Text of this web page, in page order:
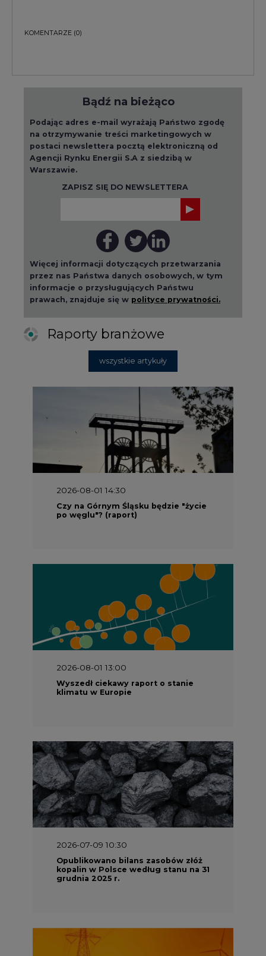
Podając adres e-mail wyrażają Państwo zgodę
na otrzymywanie treści marketingowych w
postaci newslettera pocztą elektroniczną od
Agencji Rynku Energii S.A z siedzibą w
Warszawie.
ZAPISZ SIĘ DO NEWSLETTERA
Więcej informacji dotyczących przetwarzania
przez nas Państwa danych osobowych, w tym
informacje o przysługujących Państwu
prawach, znajduje się w polityce prywatności.
Raporty branżowe
2026-08-01 14:30
Czy na Górnym Śląsku będzie "życie
po węglu"? (raport)
2026-08-01 13:00
Wyszedł ciekawy raport o stanie
klimatu w Europie
2026-07-09 10:30
Opublikowano bilans zasobów złóż
kopalin w Polsce według stanu na 31